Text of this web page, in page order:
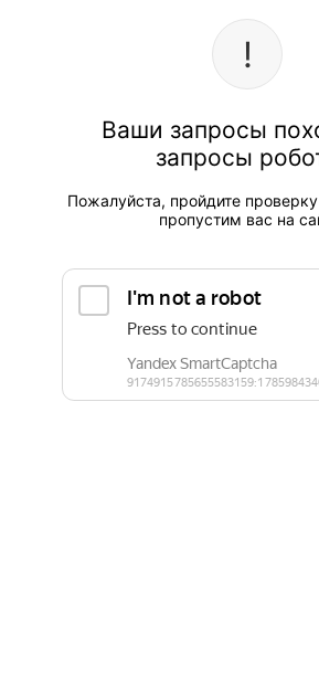
Ваши запросы
запросы
Пожалуйста, пройдите
пропустим вас на